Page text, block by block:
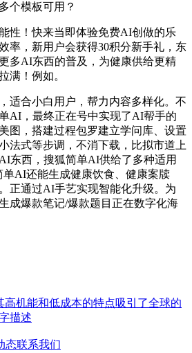
个模板可用？
！快来当即体验免费AI创做的乐
率，新用户会获得30积分新手礼，东
多AI东西的普及，为健康供给更精
满！例如。
合小白用户，帮力内容多样化。不
AI，最终正在号中实现了AI帮手的
图，搭建过程包罗建立学问库、设置
法式等步调，不消下载，比拟市道上
东西，搜狐简单AI供给了多种适用
单AI还能生成健康饮食、健康案牍
正通过AI手艺实现智能化升级。为
成爆款笔记/爆款题目正在数字化海
高机能和低成本的特点吸引了全球的
描述
态联系我们